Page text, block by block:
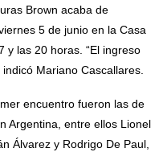
Brown acaba de
5 de junio en la Casa
y las 20 horas. “El ingreso
Mariano Cascallares.
encuentro fueron las de
Argentina, entre ellos Lionel
Álvarez y Rodrigo De Paul,